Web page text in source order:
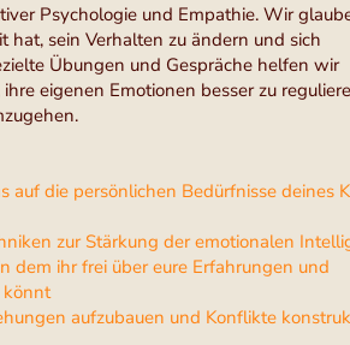
Psychologie und Empathie. Wir
hat, sein Verhalten zu ändern und sich
Übungen und Gespräche helfen wir
eigenen Emotionen besser zu
auf die persönlichen Bedürfnisse deines
zur Stärkung der emotionalen
dem ihr frei über eure Erfahrungen und
könnt
aufzubauen und Konflikte